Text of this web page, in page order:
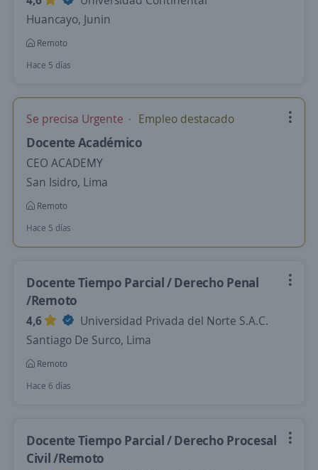
Huancayo, Junin
Remoto
Hace 5 días
Se precisa Urgente Empleo destacado
Docente Académico
CEO ACADEMY
San Isidro, Lima
Remoto
Hace 5 días
Docente Tiempo Parcial / Derecho Penal
/Remoto
4,6
Universidad Privada del Norte S.A.C.
Santiago De Surco, Lima
Remoto
Hace 6 días
Docente Tiempo Parcial / Derecho Procesal
Civil /Remoto